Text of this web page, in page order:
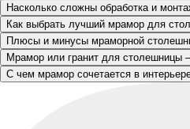
Насколько сложны обработка и
Как выбрать лучший мрамор для
Плюсы и минусы мраморной
Мрамор или гранит для столешницы
С чем мрамор сочетается в